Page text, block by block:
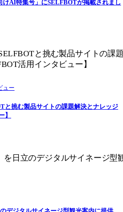
AI特集号」にSELFBOTが掲載されまし
ュー
と挑む製品サイトの課題解決とナレッジ
】